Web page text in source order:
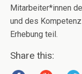
Mitarbeiter*innen
und des
Erhebung teil.
Share this: